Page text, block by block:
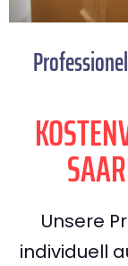
Unsere
individuell